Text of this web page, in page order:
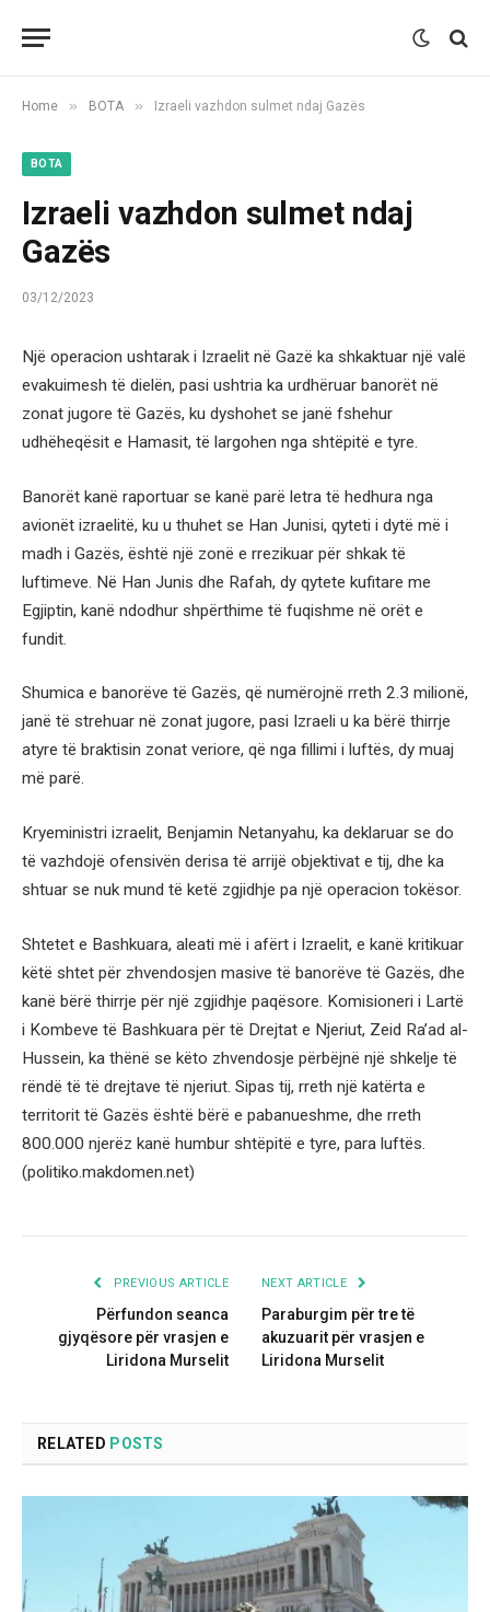
Home » BOTA » Izraeli vazhdon sulmet ndaj Gazës
BOTA
Izraeli vazhdon sulmet ndaj
Gazës
03/12/2023
Një operacion ushtarak i Izraelit në Gazë ka shkaktuar një valë
evakuimesh të dielën, pasi ushtria ka urdhëruar banorët në
zonat jugore të Gazës, ku dyshohet se janë fshehur
udhëheqësit e Hamasit, të largohen nga shtëpitë e tyre.
Banorët kanë raportuar se kanë parë letra të hedhura nga
avionët izraelitë, ku u thuhet se Han Junisi, qyteti i dytë më i
madh i Gazës, është një zonë e rrezikuar për shkak të
luftimeve. Në Han Junis dhe Rafah, dy qytete kufitare me
Egjiptin, kanë ndodhur shpërthime të fuqishme në orët e
fundit.
Shumica e banorëve të Gazës, që numërojnë rreth 2.3 milionë,
janë të strehuar në zonat jugore, pasi Izraeli u ka bërë thirrje
atyre të braktisin zonat veriore, që nga fillimi i luftës, dy muaj
më parë.
Kryeministri izraelit, Benjamin Netanyahu, ka deklaruar se do
të vazhdojë ofensivën derisa të arrijë objektivat e tij, dhe ka
shtuar se nuk mund të ketë zgjidhje pa një operacion tokësor.
Shtetet e Bashkuara, aleati më i afërt i Izraelit, e kanë kritikuar
këtë shtet për zhvendosjen masive të banorëve të Gazës, dhe
kanë bërë thirrje për një zgjidhje paqësore. Komisioneri i Lartë
i Kombeve të Bashkuara për të Drejtat e Njeriut, Zeid Ra’ad al-
Hussein, ka thënë se këto zhvendosje përbëjnë një shkelje të
rëndë të të drejtave të njeriut. Sipas tij, rreth një katërta e
territorit të Gazës është bërë e pabanueshme, dhe rreth
800.000 njerëz kanë humbur shtëpitë e tyre, para luftës.
(politiko.makdomen.net)
PREVIOUS ARTICLE
Përfundon seanca
gjyqësore për vrasjen e
Liridona Murselit
NEXT ARTICLE
Paraburgim për tre të
akuzuarit për vrasjen e
Liridona Murselit
RELATED POSTS